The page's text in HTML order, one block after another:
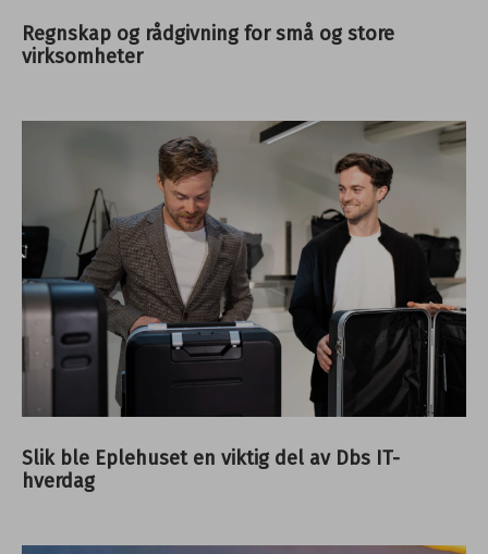
Regnskap og rådgivning for små og store
virksomheter
Slik ble Eplehuset en viktig del av Dbs IT-
hverdag